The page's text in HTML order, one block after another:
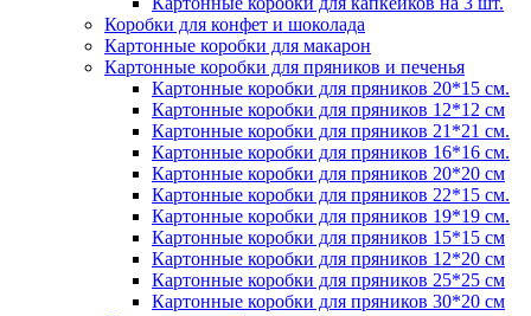
Коробки для конфет и шоколада
Картонные коробки для макарон
Картонные коробки для пряников и печенья
Картонные коробки для пряников 20*15 см.
Картонные коробки для пряников 12*12 см
Картонные коробки для пряников 21*21 см.
Картонные коробки для пряников 16*16 см.
Картонные коробки для пряников 20*20 см
Картонные коробки для пряников 22*15 см.
Картонные коробки для пряников 19*19 см.
Картонные коробки для пряников 15*15 см
Картонные коробки для пряников 12*20 см
Картонные коробки для пряников 25*25 см
Картонные коробки для пряников 30*20 см